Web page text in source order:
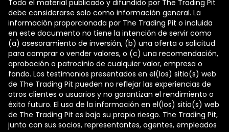
Todo el material publicado y difundido por The Trading Pit
debe considerarse solo como información general. La
información proporcionada por The Trading Pit o incluida
en este documento no tiene la intención de servir como
(a) asesoramiento de inversión, (b) una oferta o solicitud
para comprar o vender valores, o (c) una recomendación,
aprobación o patrocinio de cualquier valor, empresa o
fondo. Los testimonios presentados en el(los) sitio(s) web
de The Trading Pit pueden no reflejar las experiencias de
otros clientes o usuarios y no garantizan el rendimiento o
éxito futuro. El uso de la información en el(los) sitio(s) web
de The Trading Pit es bajo su propio riesgo. The Trading Pit,
junto con sus socios, representantes, agentes, empleados